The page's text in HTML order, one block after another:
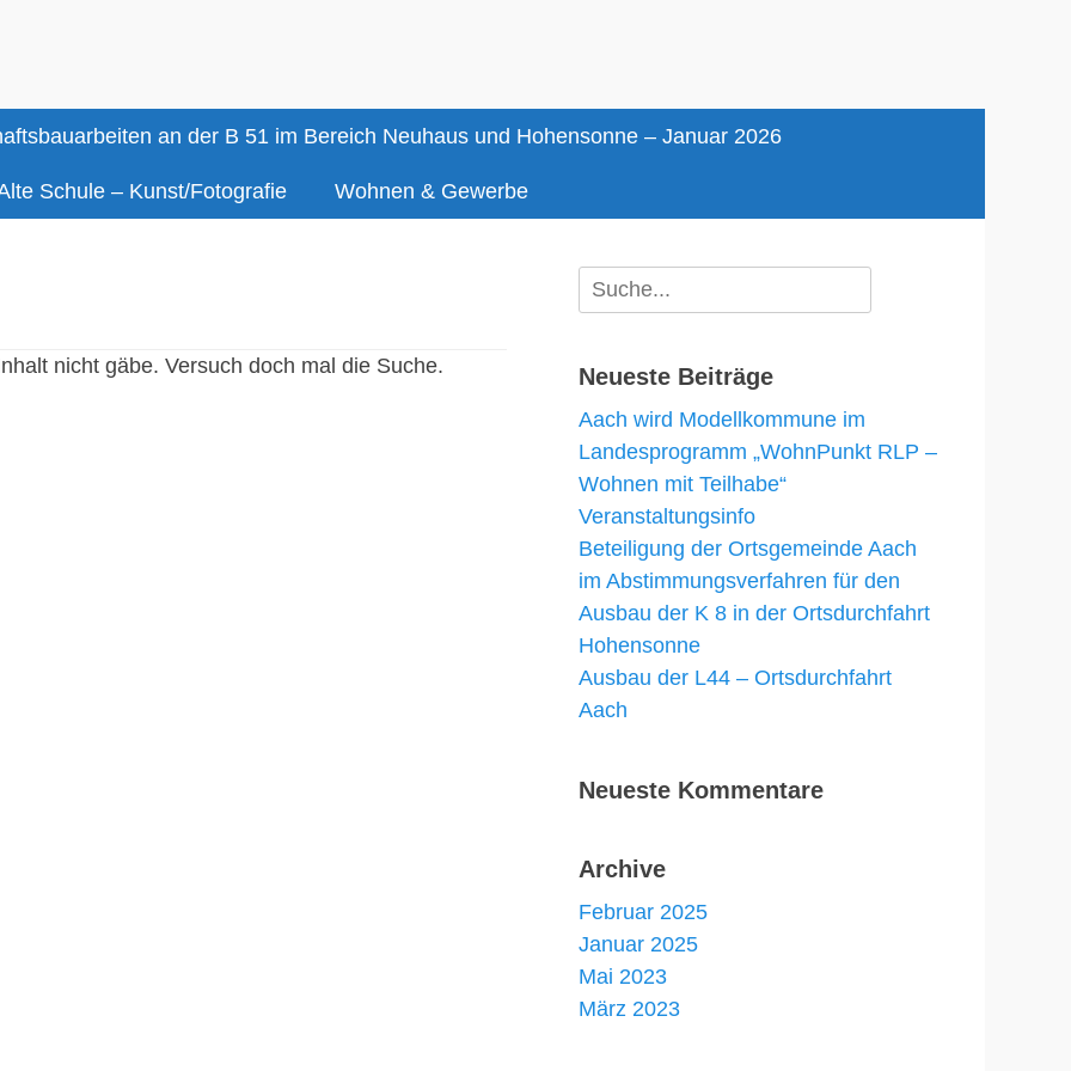
an der B 51 im Bereich Neuhaus und Hohensonne – Januar 2026
Schule – Kunst/Fotografie Wohnen & Gewerbe
nicht gäbe. Versuch doch mal die Suche.
Suche
für:
Neueste Beiträge
Aach wird Modellkommune im
Landesprogramm „WohnPunkt RLP –
Wohnen mit Teilhabe“
Veranstaltungsinfo
Beteiligung der Ortsgemeinde Aach
im Abstimmungsverfahren für den
Ausbau der K 8 in der Ortsdurchfahrt
Hohensonne
Ausbau der L44 – Ortsdurchfahrt
Aach
Neueste Kommentare
Archive
Februar 2025
Januar 2025
Mai 2023
März 2023